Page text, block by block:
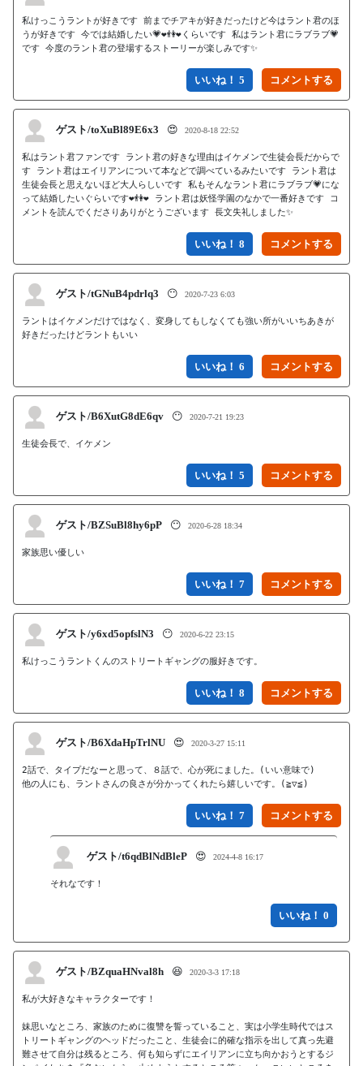
私けっこうラントが好きです 前までチアキが好きだったけど今はラント君のほ
うが好きです 今では結婚したい💗❤👫❤くらいです 私はラント君にラブラブ💗
です 今度のラント君の登場するストーリーが楽しみです✨
いいね！ 5
ゲスト/toXuBl89E6x3 😍 2020-8-18 22:52
私はラント君ファンです ラント君の好きな理由はイケメンで生徒会長だからで
す ラント君はエイリアンについて本などで調べているみたいです ラント君は
生徒会長と思えないほど大人らしいです 私もそんなラント君にラブラブ💗にな
って結婚したいぐらいです❤👫❤ ラント君は妖怪学園のなかで一番好きです コ
メントを読んでくださりありがとうございます 長文失礼しました✨
いいね！ 8
ゲスト/tGNuB4pdrlq3 😶 2020-7-23 6:03
ラントはイケメンだけではなく、変身してもしなくても強い所がいいちあきが
好きだったけどラントもいい
いいね！ 6
ゲスト/B6XutG8dE6qv 😶 2020-7-21 19:23
生徒会長で、イケメン
いいね！ 5
ゲスト/BZSuBl8hy6pP 😶 2020-6-28 18:34
家族思い優しい
いいね！ 7
ゲスト/y6xd5opfslN3 😶 2020-6-22 23:15
私けっこうラントくんのストリートギャングの服好きです。
いいね！ 8
ゲスト/B6XdaHpTrlNU 😍 2020-3-27 15:11
2話で、タイプだなーと思って、８話で、心が死にました。(いい意味で)
他の人にも、ラントさんの良さが分かってくれたら嬉しいです。(≧▽≦)
いいね！ 7
ゲスト/t6qdBlNdBleP 😍 2024-4-8 16:17
いいね！ 0
ゲスト/BZquaHNval8h 😆 2020-3-3 17:18
私が大好きなキャラクターです！
妹思いなところ、家族のために復讐を誓っていること、実は小学生時代ではス
トリートギャングのヘッドだったこと、生徒会に的確な指示を出して真っ先避
難させて自分は残るところ、何も知らずにエイリアンに立ち向かおうとするジ